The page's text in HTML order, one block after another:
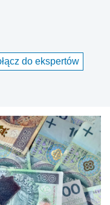
do ekspertów